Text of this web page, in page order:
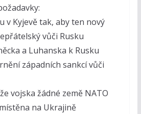
v Kyjevě tak, aby ten nový
vůči Rusku
a Luhanska k Rusku
západních sankcí vůči
vojska žádné země NATO
na Ukrajině